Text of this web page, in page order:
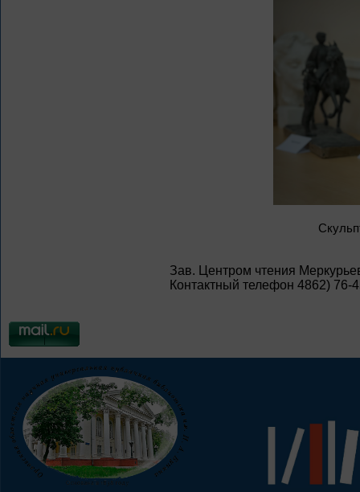
Зав. Центром чтения
Контактный телефон 4862) 76-